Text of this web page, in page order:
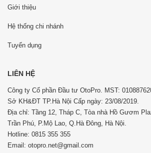
Giới thiệu
Hệ thống chi nhánh
Tuyển dụng
LIÊN HỆ
Công ty Cổ phần Đầu tư OtoPro. MST:
Sở KH&ĐT TP.Hà Nội Cấp ngày: 23/08/2019.
Địa chỉ: Tầng 12, Tháp C, Tòa nhà Hồ Gươm
Trần Phú, P.Mộ Lao, Q.Hà Đông, Hà Nội.
Hotline: 0815 355 355
Email: otopro.net@gmail.com